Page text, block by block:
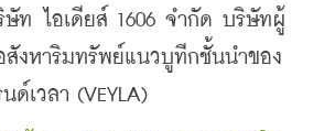
ท ไอเดียส์ 1606 จำกัด บริษัทผู้
สังหาริมทรัพย์แนวบูทีกชั้นนำของ
ด์เวลา (VEYLA)